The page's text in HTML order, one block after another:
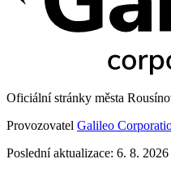
Oficiální stránky města
Provozovatel Galileo
Poslední aktualizace: 6. 8. 2026